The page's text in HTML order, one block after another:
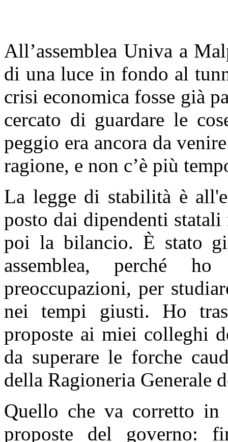
All’assemblea Univa a
di una luce in fondo al
crisi economica fosse già
cercato di guardare le
peggio era ancora da
ragione, e non c’è più
La legge di stabilità è
posto dai dipendenti
poi la bilancio. È stato
assemblea, perché
preoccupazioni, per
nei tempi giusti. Ho
proposte ai miei colleghi
da superare le forche
della Ragioneria Generale
Quello che va corretto
proposte del governo: